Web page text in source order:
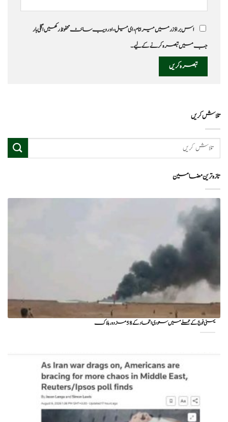
اس براؤزر میں میرا نام، ای میل، اور ویب سائٹ محفوظ رکھیں اگلی بار
جب میں تبصرہ کرنے کےلیے۔
تلاش کریں
تازہ ترین مضامین
یمنی فوج کے حملے میں سعودی اتحاد کے 58 مزدور ہلاک